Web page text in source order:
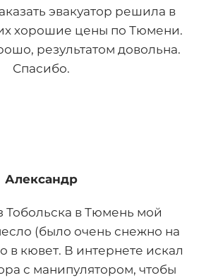
эвакуатор решила в
хорошие цены по Тюмени.
результатом довольна.
Спасибо.
Александр
Тобольска в Тюмень мой
(было очень снежно на
в кювет. В интернете искал
с манипулятором, чтобы